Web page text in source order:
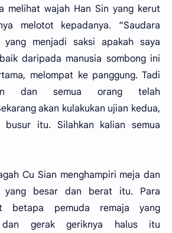
melihat wajah Han Sin yang kerut
melotot kepadanya. “Saudara
yang menjadi saksi apakah saya
daripada manusia sombong ini
melompat ke panggung. Tadi
dan semua orang telah
akan kulakukan ujian kedua,
busur itu. Silahkan kalian semua
Cu Sian menghampiri meja dan
yang besar dan berat itu. Para
betapa pemuda remaja yang
gerak geriknya halus itu